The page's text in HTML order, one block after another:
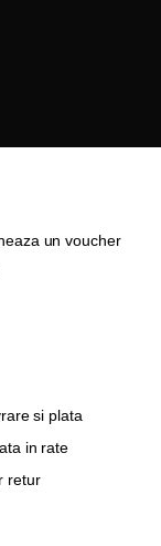
un voucher
si plata
in rate
retur